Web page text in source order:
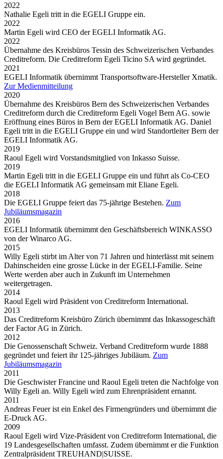
2022
Nathalie Egeli tritt in die EGELI Gruppe ein.
2022
Martin Egeli wird CEO der EGELI Informatik AG.
2022
Übernahme des Kreisbüros Tessin des Schweizerischen Verbandes
Creditreform. Die Creditreform Egeli Ticino SA wird gegründet.
2021
EGELI Informatik übernimmt Transportsoftware-Hersteller Xmatik.
Zur Medienmitteilung
2020
Übernahme des Kreisbüros Bern des Schweizerischen Verbandes
Creditreform durch die Creditreform Egeli Vogel Bern AG. sowie
Eröffnung eines Büros in Bern der EGELI Informatik AG. Daniel
Egeli tritt in die EGELI Gruppe ein und wird Standortleiter Bern der
EGELI Informatik AG.
2019
Raoul Egeli wird Vorstandsmitglied von Inkasso Suisse.
2019
Martin Egeli tritt in die EGELI Gruppe ein und führt als Co-CEO
die EGELI Informatik AG gemeinsam mit Eliane Egeli.
2018
Die EGELI Gruppe feiert das 75-jährige Bestehen. Zum
Jubiläumsmagazin
2016
EGELI Informatik übernimmt den Geschäftsbereich WINKASSO
von der Winarco AG.
2015
Willy Egeli stirbt im Alter von 71 Jahren und hinterlässt mit seinem
Dahinscheiden eine grosse Lücke in der EGELI-Familie. Seine
Werte werden aber auch in Zukunft im Unternehmen
weitergetragen.
2014
Raoul Egeli wird Präsident von Creditreform International.
2013
Das Creditreform Kreisbüro Zürich übernimmt das Inkassogeschäft
der Factor AG in Zürich.
2012
Die Genossenschaft Schweiz. Verband Creditreform wurde 1888
gegründet und feiert ihr 125-jähriges Jubiläum. Zum
Jubiläumsmagazin
2011
Die Geschwister Francine und Raoul Egeli treten die Nachfolge von
Willy Egeli an. Willy Egeli wird zum Ehrenpräsident ernannt.
2011
Andreas Feuer ist ein Enkel des Firmengründers und übernimmt die
E-Druck AG.
2009
Raoul Egeli wird Vize-Präsident von Creditreform International, die
19 Landesgesellschaften umfasst. Zudem übernimmt er die Funktion
Zentralpräsident TREUHAND|SUISSE.